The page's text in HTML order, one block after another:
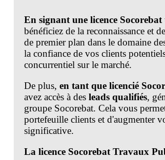
En signant une licence
bénéficiez de la reconnaissance et
de premier plan dans le domaine
la confiance de vos clients
concurrentiel sur le marché.
De plus, en tant que licencié
avez accès à des leads qualifiés,
groupe Socorebat. Cela vous
portefeuille clients et d'augmenter
significative.
La licence Socorebat Travaux